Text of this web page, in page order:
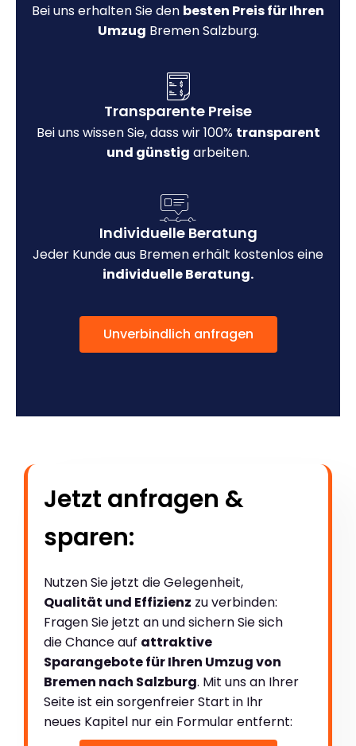
Bei uns erhalten Sie den besten Preis für Ihren
Umzug Bremen Salzburg.
Transparente Preise
Bei uns wissen Sie, dass wir 100% transparent
und günstig arbeiten.
Individuelle Beratung
Jeder Kunde aus Bremen erhält kostenlos eine
individuelle Beratung.
Unverbindlich anfragen
Jetzt anfragen &
sparen:
Nutzen Sie jetzt die Gelegenheit,
Qualität und Effizienz zu verbinden:
Fragen Sie jetzt an und sichern Sie sich
die Chance auf attraktive
Sparangebote für Ihren Umzug von
Bremen nach Salzburg. Mit uns an Ihrer
Seite ist ein sorgenfreier Start in Ihr
neues Kapitel nur ein Formular entfernt: